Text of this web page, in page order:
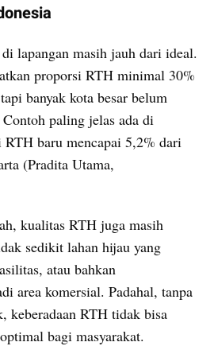
di lapangan masih jauh dari ideal.
proporsi RTH minimal 30%
banyak kota besar belum
paling jelas ada di
RTH baru mencapai 5,2% dari
(Pradita Utama,
kualitas RTH juga masih
sedikit lahan hijau yang
atau bahkan
area komersial. Padahal, tanpa
keberadaan RTH tidak bisa
bagi masyarakat.